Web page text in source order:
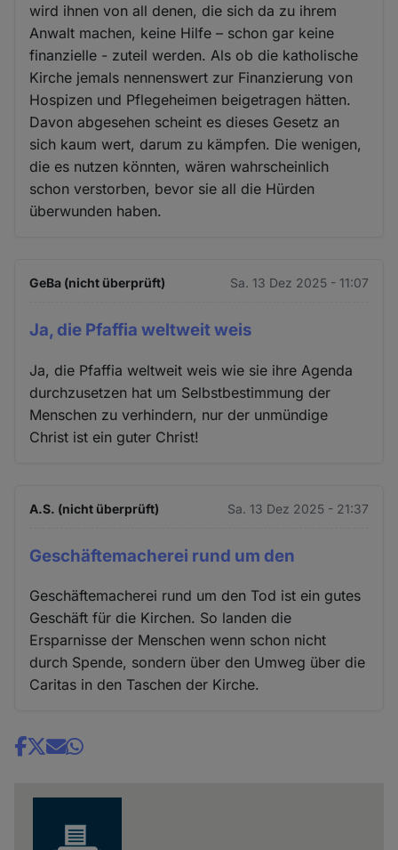
wird ihnen von all denen, die sich da zu ihrem
Anwalt machen, keine Hilfe – schon gar keine
finanzielle - zuteil werden. Als ob die katholische
Kirche jemals nennenswert zur Finanzierung von
Hospizen und Pflegeheimen beigetragen hätten.
Davon abgesehen scheint es dieses Gesetz an
sich kaum wert, darum zu kämpfen. Die wenigen,
die es nutzen könnten, wären wahrscheinlich
schon verstorben, bevor sie all die Hürden
überwunden haben.
GeBa (nicht überprüft) Sa. 13 Dez 2025 - 11:07
Ja, die Pfaffia weltweit weis
Ja, die Pfaffia weltweit weis wie sie ihre Agenda
durchzusetzen hat um Selbstbestimmung der
Menschen zu verhindern, nur der unmündige
Christ ist ein guter Christ!
A.S. (nicht überprüft) Sa. 13 Dez 2025 - 21:37
Geschäftemacherei rund um den
Geschäftemacherei rund um den Tod ist ein gutes
Geschäft für die Kirchen. So landen die
Ersparnisse der Menschen wenn schon nicht
durch Spende, sondern über den Umweg über die
Caritas in den Taschen der Kirche.
Share